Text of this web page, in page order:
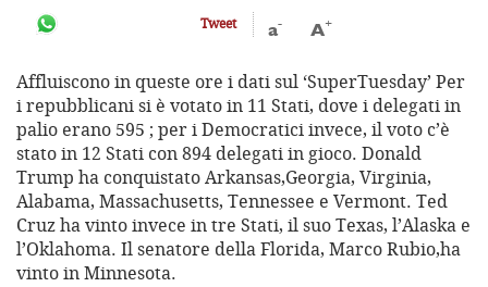
Tweet
a- A+
Affluiscono in queste ore i dati sul ‘SuperTuesday’ Per
i repubblicani si è votato in 11 Stati, dove i delegati in
palio erano 595 ; per i Democratici invece, il voto c’è
stato in 12 Stati con 894 delegati in gioco. Donald
Trump ha conquistato Arkansas,Georgia, Virginia,
Alabama, Massachusetts, Tennessee e Vermont. Ted
Cruz ha vinto invece in tre Stati, il suo Texas, l’Alaska e
l’Oklahoma. Il senatore della Florida, Marco Rubio,ha
vinto in Minnesota.